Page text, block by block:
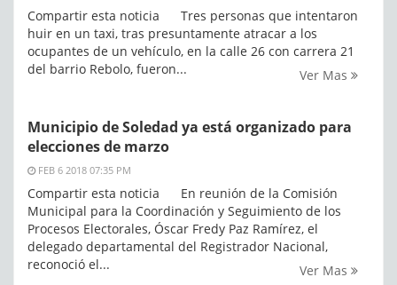
Compartir esta noticia Tres personas que intentaron
huir en un taxi, tras presuntamente atracar a los
ocupantes de un vehículo, en la calle 26 con carrera 21
del barrio Rebolo, fueron...
Ver Mas
Municipio de Soledad ya está organizado para
elecciones de marzo
FEB 6 2018 07:35 PM
Compartir esta noticia En reunión de la Comisión
Municipal para la Coordinación y Seguimiento de los
Procesos Electorales, Óscar Fredy Paz Ramírez, el
delegado departamental del Registrador Nacional,
reconoció el...
Ver Mas